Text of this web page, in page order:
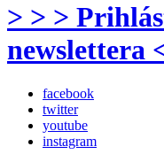
> > >
newslettera
facebook
twitter
youtube
instagram